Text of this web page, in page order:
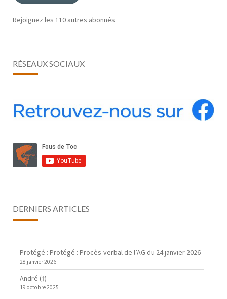
Rejoignez les 110 autres abonnés
RÉSEAUX SOCIAUX
DERNIERS ARTICLES
Protégé : Protégé : Procès-verbal de l’AG du 24 janvier 2026
28 janvier 2026
André (†)
19 octobre 2025